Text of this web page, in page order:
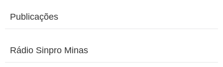
Publicações
Rádio Sinpro Minas